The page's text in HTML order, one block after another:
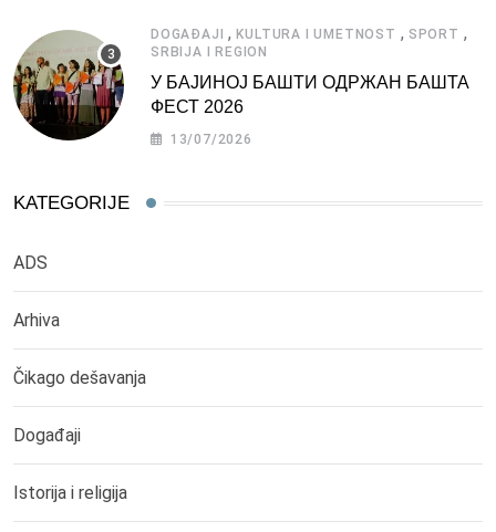
DOGAĐAJI ,KULTURA I UMETNOST , SPORT ,
SRBIJA I REGION
У БАЈИНОЈ БАШТИ ОДРЖАН БАШТА
ФЕСТ 2026
13/07/2026
KATEGORIJE
ADS
Arhiva
Čikago dešavanja
Događaji
Istorija i religija